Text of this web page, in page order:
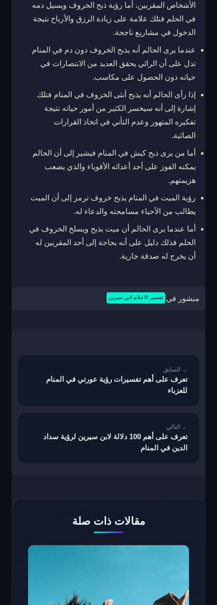
الأشخاص المقربين، أما رؤية ذبح الخروف ويسيل دمه
في الحلم فتلك علامة على زيادة الرزق والأرباح نتيجة
الدخول في مشاريع ناجحة.
عندما يرى الحالم أنه يذبح الخروف دون دم في المنام
تدل على أن الرائي يحقق العديد من الانتصارات في
حياته دون الحصول على مكاسب.
إذا رأى الحالم أنه يذبح أنثى الخروف في المنام فتلك
إشارة إلى أنه سيخسر الكثير من أمور حياته نتيجة
تفكيره المتهور وعدم التأني في اتخاذ القرارات
الصائبة.
أما من يرى ذبح كبش في المنام فيشير إلى أن الحالم
يمكنه الفوز على أحد أعدائه الأقوياء والذي يصعب
هزيمتهم.
رؤية الميت في المنام يذبح خروف ترمز إلى أن الميت
يطالب من الأحياء مسامحته والدعاء له.
أما عندما يرى الحالم أن ميت يذبح ويسلخ الخروف في
الحلم فذلك دليل على أنه بحاجة إلى أحد المقربين له
أن يخرج له صدقة جارية.
منشور في تفسير الاحلام لابن سيرين
تعرف على أهم تفسيرات رؤية عورتي في المنام
للعزباء
تعرف على أهم 100 دلالة لابن سيرين لرؤية سداد
الدين في المنام
مقالات ذات صلة